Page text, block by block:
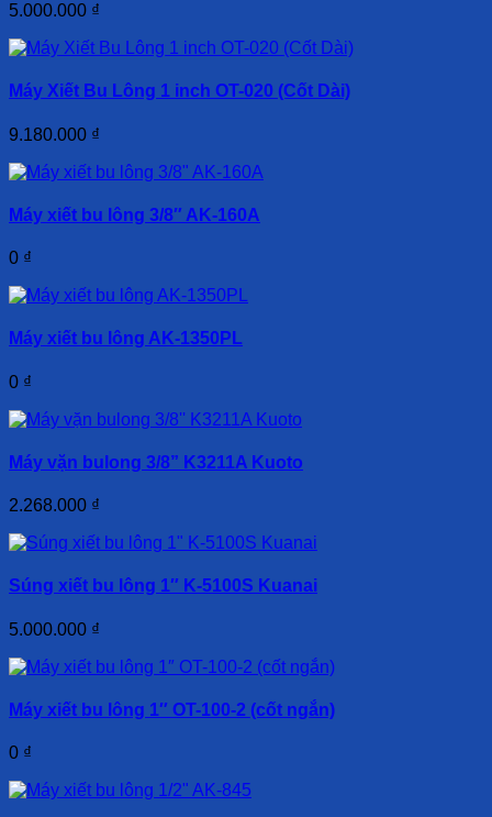
5.000.000 ₫
Máy Xiết Bu Lông 1 inch OT-020 (Cốt Dài)
9.180.000 ₫
Máy xiết bu lông 3/8″ AK-160A
0 ₫
Máy xiết bu lông AK-1350PL
0 ₫
Máy vặn bulong 3/8” K3211A Kuoto
2.268.000 ₫
Súng xiết bu lông 1″ K-5100S Kuanai
5.000.000 ₫
Máy xiết bu lông 1″ OT-100-2 (cốt ngắn)
0 ₫